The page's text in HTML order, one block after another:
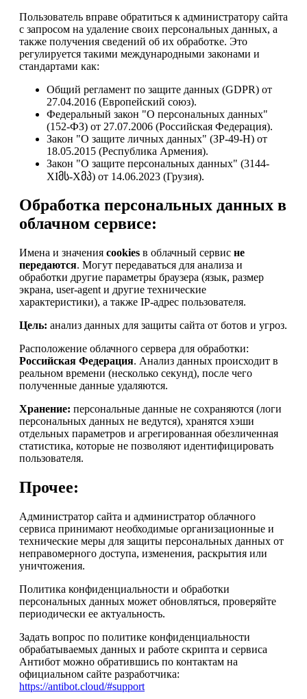
Пользователь вправе обратиться к администратору сайта
с запросом на удаление своих персональных данных, а
также получения сведений об их обработке. Это
регулируется такими международными законами и
стандартами как:
Общий регламент по защите данных (GDPR) от
27.04.2016 (Европейский союз).
Федеральный закон "О персональных данных"
(152-ФЗ) от 27.07.2006 (Российская Федерация).
Закон "О защите личных данных" (ЗР-49-Н) от
18.05.2015 (Республика Армения).
Закон "О защите персональных данных" (3144-
XIმს-Xმპ) от 14.06.2023 (Грузия).
Обработка персональных данных в
облачном сервисе:
Имена и значения cookies в облачный сервис не
передаются. Могут передаваться для анализа и
обработки другие параметры браузера (язык, размер
экрана, user-agent и другие технические
характеристики), а также IP-адрес пользователя.
Цель: анализ данных для защиты сайта от ботов и угроз.
Расположение облачного сервера для обработки:
Российская Федерация. Анализ данных происходит в
реальном времени (несколько секунд), после чего
полученные данные удаляются.
Хранение: персональные данные не сохраняются (логи
персональных данных не ведутся), хранятся хэши
отдельных параметров и агрегированная обезличенная
статистика, которые не позволяют идентифицировать
пользователя.
Прочее:
Администратор сайта и администратор облачного
сервиса принимают необходимые организационные и
технические меры для защиты персональных данных от
неправомерного доступа, изменения, раскрытия или
уничтожения.
Политика конфиденциальности и обработки
персональных данных может обновляться, проверяйте
периодически ее актуальность.
Задать вопрос по политике конфиденциальности
обрабатываемых данных и работе скрипта и сервиса
Антибот можно обратившись по контактам на
официальном сайте разработчика:
https://antibot.cloud/#support